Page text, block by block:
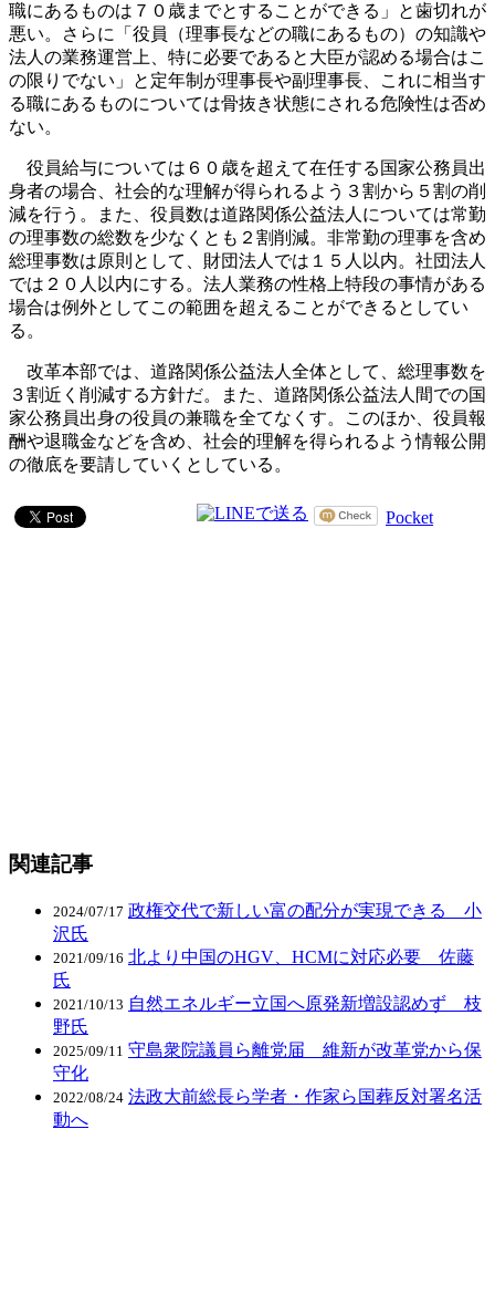
職にあるものは７０歳までとすることができる」と歯切れが
悪い。さらに「役員（理事長などの職にあるもの）の知識や
法人の業務運営上、特に必要であると大臣が認める場合はこ
の限りでない」と定年制が理事長や副理事長、これに相当す
る職にあるものについては骨抜き状態にされる危険性は否め
ない。
役員給与については６０歳を超えて在任する国家公務員出
身者の場合、社会的な理解が得られるよう３割から５割の削
減を行う。また、役員数は道路関係公益法人については常勤
の理事数の総数を少なくとも２割削減。非常勤の理事を含め
総理事数は原則として、財団法人では１５人以内。社団法人
では２０人以内にする。法人業務の性格上特段の事情がある
場合は例外としてこの範囲を超えることができるとしてい
る。
改革本部では、道路関係公益法人全体として、総理事数を
３割近く削減する方針だ。また、道路関係公益法人間での国
家公務員出身の役員の兼職を全てなくす。このほか、役員報
酬や退職金などを含め、社会的理解を得られるよう情報公開
の徹底を要請していくとしている。
Pocket
関連記事
2024/07/17 政権交代で新しい富の配分が実現できる 小
沢氏
2021/09/16 北より中国のHGV、HCMに対応必要 佐藤
氏
2021/10/13 自然エネルギー立国へ原発新増設認めず 枝
野氏
2025/09/11 守島衆院議員ら離党届 維新が改革党から保
守化
2022/08/24 法政大前総長ら学者・作家ら国葬反対署名活
動へ